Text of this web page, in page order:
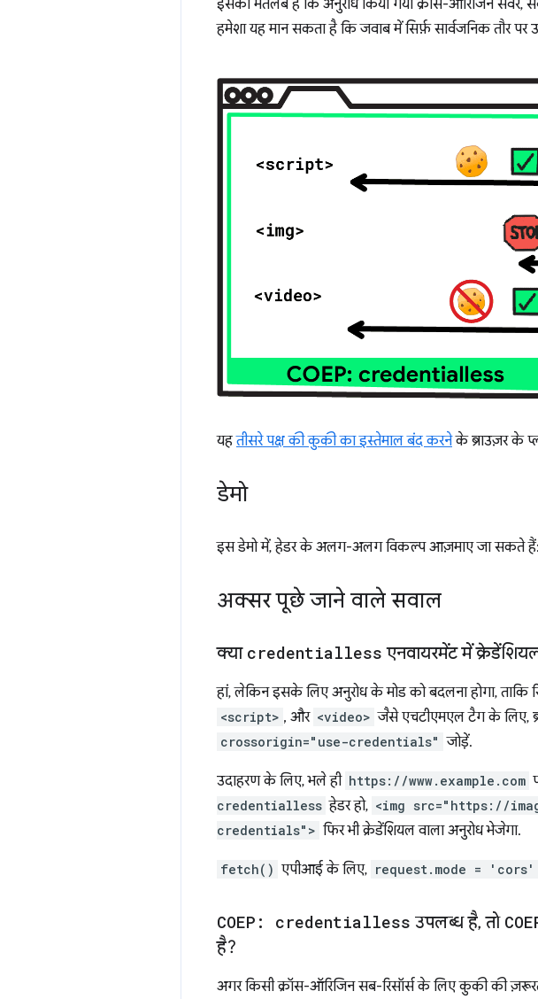
इसका मतलब है कि अनुरोध किया गया क्रॉस-ऑरिजिन सर्वर,
हमेशा यह मान सकता है कि जवाब में सिर्फ़ सार्वजनिक तौर पर
यहतीसरे पक्ष की कुकी का इस्तेमाल बंद करनेके ब्राउज़र के
डेमो
इस डेमो में, हेडर के अलग-अलग विकल्प आज़माए जा सकते हैं:
अक्सर पूछे जाने वाले सवाल
क्या credentialless एनवायरमेंट में
हां, लेकिन इसके लिए अनुरोध के मोड को बदलना होगा,
<script> , और <video> जैसे एचटीएमएल टैग के लिए,
crossorigin="use-credentials" जोड़ें.
उदाहरण के लिए, भले ही https://www.example.com
credentialless हेडर हो, <img src="https://
credentials"> फिर भी क्रेडेंशियल वाला अनुरोध भेजेगा.
fetch() एपीआई के लिए, request.mode = 'cors'
COEP: credentialless उपलब्ध है, तो
है?
अगर किसी क्रॉस-ऑरिजिन सब-रिसॉर्स के लिए कुकी की